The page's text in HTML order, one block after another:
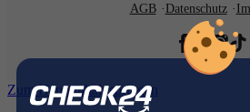
AGB
Datenschutz
Zum Hauptinhalt springen